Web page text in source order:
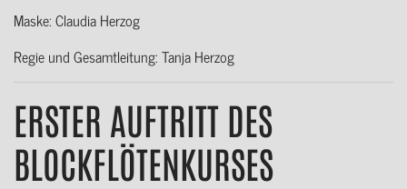
Maske: Claudia Herzog
Regie und Gesamtleitung: Tanja Herzog
ERSTER AUFTRITT DES
BLOCKFLÖTENKURSES